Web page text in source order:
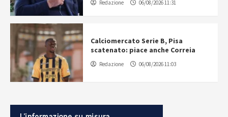
Redazione 06/08/2026 11:31
Calciomercato Serie B, Pisa
scatenato: piace anche Correia
Redazione 06/08/2026 11:03